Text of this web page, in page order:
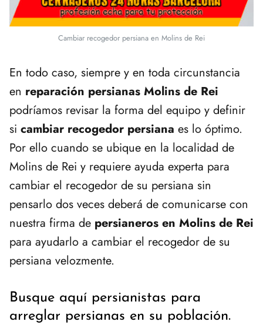
Cambiar recogedor persiana en Molins de Rei
En todo caso, siempre y en toda circunstancia
en reparación persianas Molins de Rei
podríamos revisar la forma del equipo y definir
si cambiar recogedor persiana es lo óptimo.
Por ello cuando se ubique en la localidad de
Molins de Rei y requiere ayuda experta para
cambiar el recogedor de su persiana sin
pensarlo dos veces deberá de comunicarse con
nuestra firma de persianeros en Molins de Rei
para ayudarlo a cambiar el recogedor de su
persiana velozmente.
Busque aquí persianistas para
arreglar persianas en su población.